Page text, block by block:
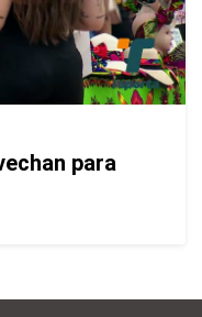
para